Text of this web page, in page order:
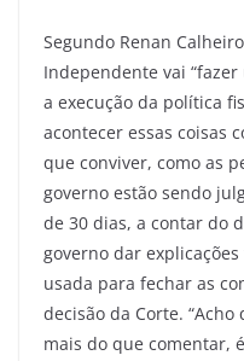
Segundo Renan
Independente vai
a execução da política
acontecer essas coisas
que conviver, como as
governo estão sendo
de 30 dias, a contar do
governo dar
usada para fechar as
decisão da Corte.
mais do que comentar,